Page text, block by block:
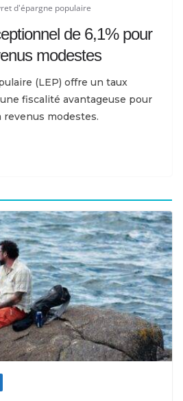
d'épargne populaire
de 6,1% pour
modestes
(LEP) offre un taux
fiscalité avantageuse pour
modestes.